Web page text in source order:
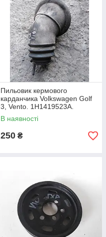
Пильовик кермового
карданчика Volkswagen Golf
3, Vento. 1H1419523A.
В наявності
250 ₴